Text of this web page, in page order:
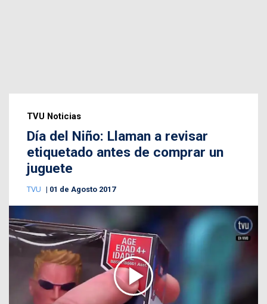
TVU Noticias
Día del Niño: Llaman a revisar
etiquetado antes de comprar un
juguete
TVU 01 de Agosto 2017